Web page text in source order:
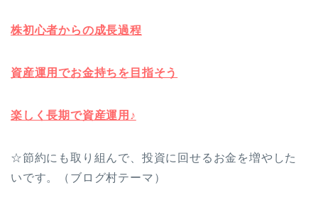
株初心者からの成長過程
資産運用でお金持ちを目指そう
楽しく長期で資産運用♪
☆節約にも取り組んで、投資に回せるお金を増やした
いです。（ブログ村テーマ）